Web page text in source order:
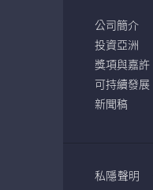
公司簡介
投資亞洲
獎項與嘉許
可持續發展
新聞稿
私隱聲明